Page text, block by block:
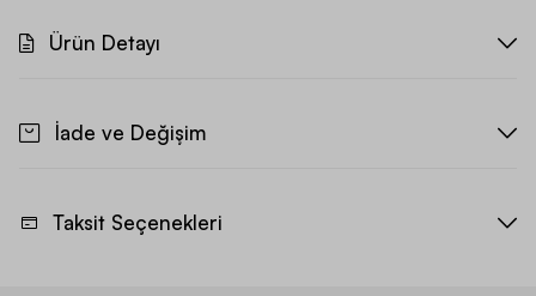
Ürün Detayı
İade ve Değişim
Taksit Seçenekleri